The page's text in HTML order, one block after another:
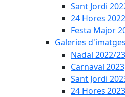
Sant Jordi
24 Hores 2022
Festa Major
Galeries
Nadal 2022/23
Carnaval 2023
Sant Jordi
24 Hores 2023